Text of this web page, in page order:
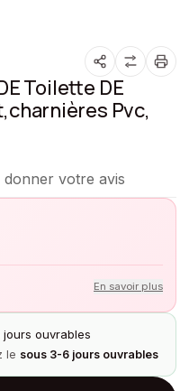
Toilette DE
Pvc,
votre avis
En savoir plus
ouvrables
le sous 3-6 jours ouvrables